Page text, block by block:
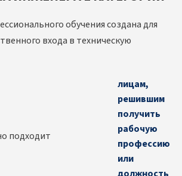
обучения создана для
входа в техническую
подходит
лицам,
решившим
получить
рабочую
профессию
или